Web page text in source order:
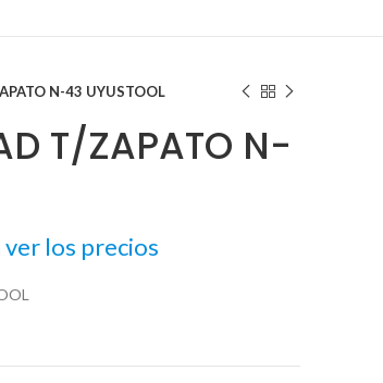
N-43 UYUSTOOL
T/ZAPATO N-
los precios